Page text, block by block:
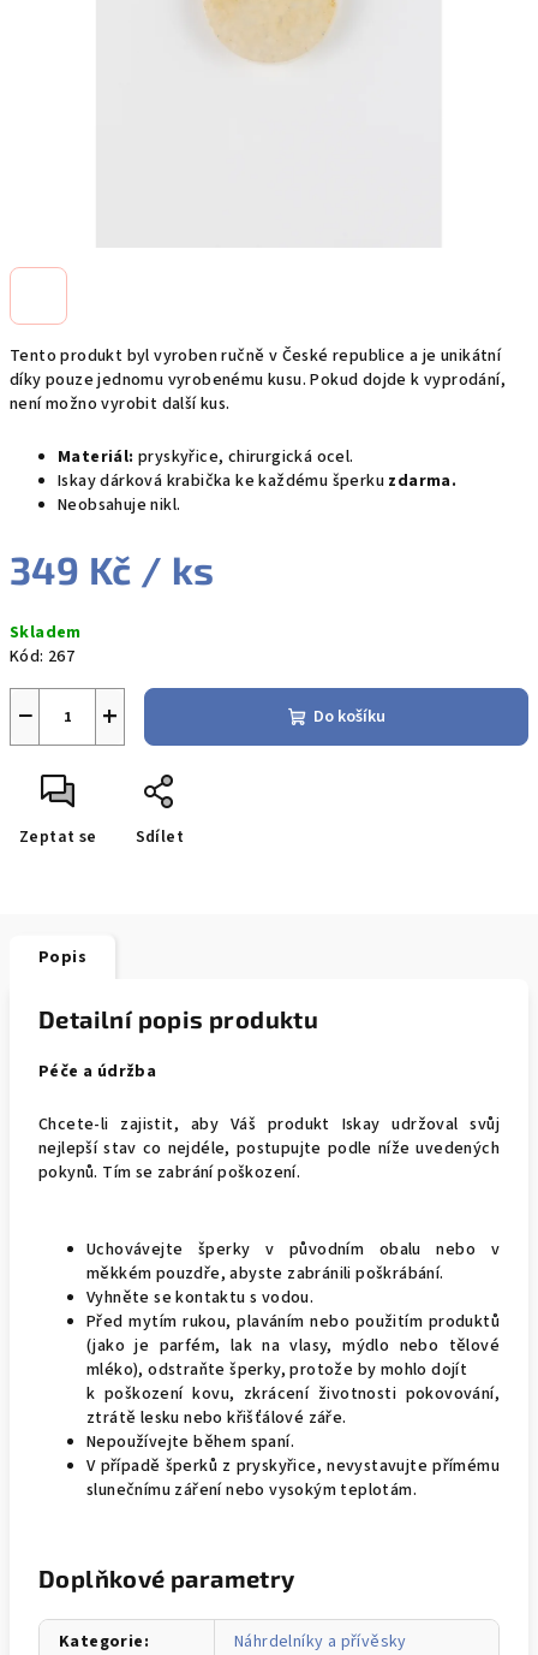
Tento produkt byl vyroben ručně v České republice a je unikátní
díky pouze jednomu vyrobenému kusu. Pokud dojde k vyprodání,
není možno vyrobit další kus.
Materiál: pryskyřice, chirurgická ocel.
Iskay dárková krabička ke každému šperku zdarma.
Neobsahuje nikl.
349 Kč / ks
cena:
Skladem
Kód: 267
+
− Do košíku
Zeptat se Sdílet
Popis
Detailní popis produktu
Péče a údržba
Chcete-li zajistit, aby Váš produkt Iskay udržoval svůj
nejlepší stav co nejdéle, postupujte podle níže uvedených
pokynů. Tím se zabrání poškození.
Uchovávejte šperky v původním obalu nebo v
měkkém pouzdře, abyste zabránili poškrábání.
Vyhněte se kontaktu s vodou.
Před mytím rukou, plaváním nebo použitím produktů
(jako je parfém, lak na vlasy, mýdlo nebo tělové
mléko), odstraňte šperky, protože by mohlo dojít
k poškození kovu, zkrácení životnosti pokovování,
ztrátě lesku nebo křišťálové záře.
Nepoužívejte během spaní.
V případě šperků z pryskyřice, nevystavujte přímému
slunečnímu záření nebo vysokým teplotám.
Doplňkové parametry
Kategorie:
Náhrdelníky a přívěsky